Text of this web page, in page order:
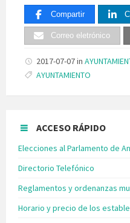
Compartir
Correo eletrónico
2017-07-07in
Tags:
AYUNTAMIENTO
ACCESO RÁPIDO
Elecciones al Parlamento de
Directorio Telefónico
Reglamentos y ordenanzas
Horario y precio de los